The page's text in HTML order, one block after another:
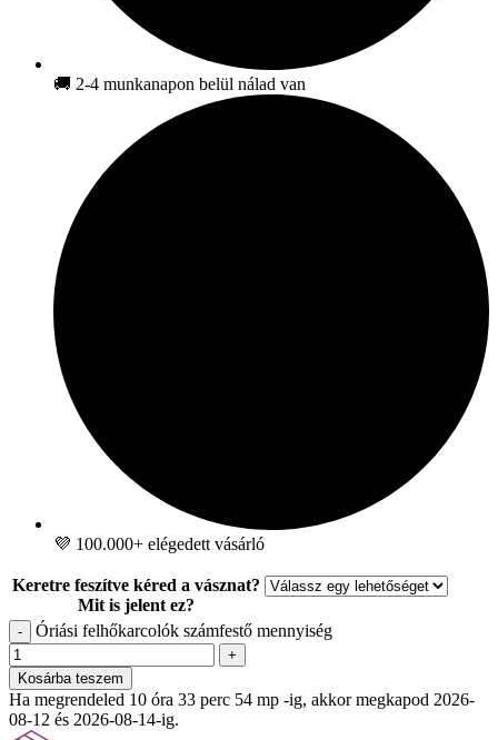
🚚 2-4 munkanapon belül nálad van
💜 100.000+ elégedett vásárló
Keretre feszítve kéred a vásznat?
Mit is jelent ez?
- Óriási felhőkarcolók számfestő mennyiség
+
Kosárba teszem
Ha megrendeled 10 óra 33 perc 53 mp -ig, akkor megkapod 2026-
08-12 és 2026-08-14-ig.